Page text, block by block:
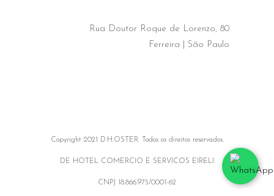
Rua Doutor Roque de Lorenzo, 80
Ferreira | São Paulo
Copyright 2021 D.H.OSTER. Todos os direitos reservados.
DE HOTEL COMERCIO E SERVICOS EIRELI
CNPJ 18.866.975/0001-62